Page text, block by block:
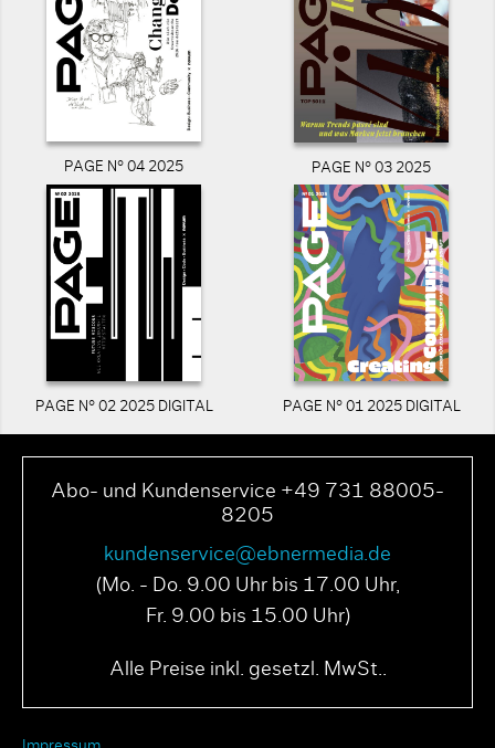
PAGE N° 04 2025 PAGE N° 03 2025
PAGE N° 02 2025 DIGITAL PAGE N° 01 2025 DIGITAL
Abo- und Kundenservice +49 731 88005-
8205
kundenservice@ebnermedia.de
(Mo. - Do. 9.00 Uhr bis 17.00 Uhr,
Fr. 9.00 bis 15.00 Uhr)
Alle Preise inkl. gesetzl. MwSt..